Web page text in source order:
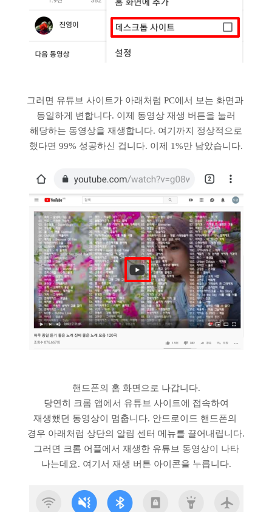
그러면 유튜브 사이트가 아래처럼 PC에서 보는 화면과
동일하게 변합니다. 이제 동영상 재생 버튼을 눌러
해당하는 동영상을 재생합니다. 여기까지 정상적으로
했다면 99% 성공하신 겁니다. 이제 1%만 남았습니다.
핸드폰의 홈 화면으로 나갑니다.
당연히 크롬 앱에서 유튜브 사이트에 접속하여
재생했던 동영상이 멈춥니다. 안드로이드 핸드폰의
경우 아래처럼 상단의 알림 센터 메뉴를 끌어내립니다.
그러면 크롬 어플에서 재생한 유튜브 동영상이 나타
나는데요. 여기서 재생 버튼 아이콘을 누릅니다.